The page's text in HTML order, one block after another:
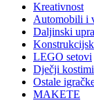
Kreativnost
Automobili i
Daljinski
LEGO setovi
Dječji kostimi
Ostale
MAKETE